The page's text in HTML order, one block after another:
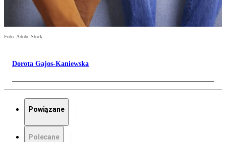
Foto: Adobe Stock
Dorota Gajos-Kaniewska
Powiązane
Polecane